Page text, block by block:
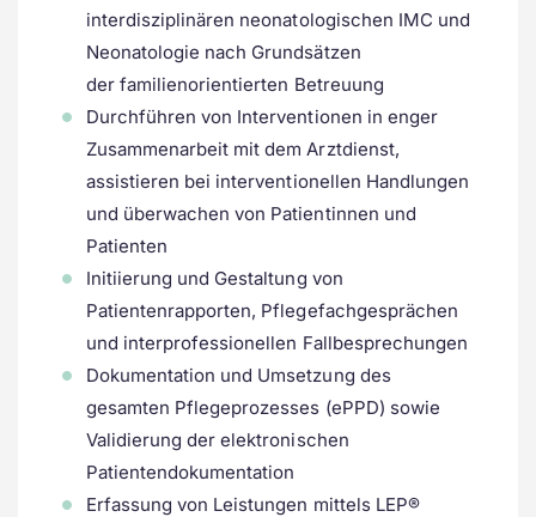
interdisziplinären neonatologischen IMC und
Neonatologie nach Grundsätzen
der familienorientierten Betreuung
Durchführen von Interventionen in enger
Zusammenarbeit mit dem Arztdienst,
assistieren bei interventionellen Handlungen
und überwachen von Patientinnen und
Patienten
Initiierung und Gestaltung von
Patientenrapporten, Pflegefachgesprächen
und interprofessionellen Fallbesprechungen
Dokumentation und Umsetzung des
gesamten Pflegeprozesses (ePPD) sowie
Validierung der elektronischen
Patientendokumentation
Erfassung von Leistungen mittels LEP®